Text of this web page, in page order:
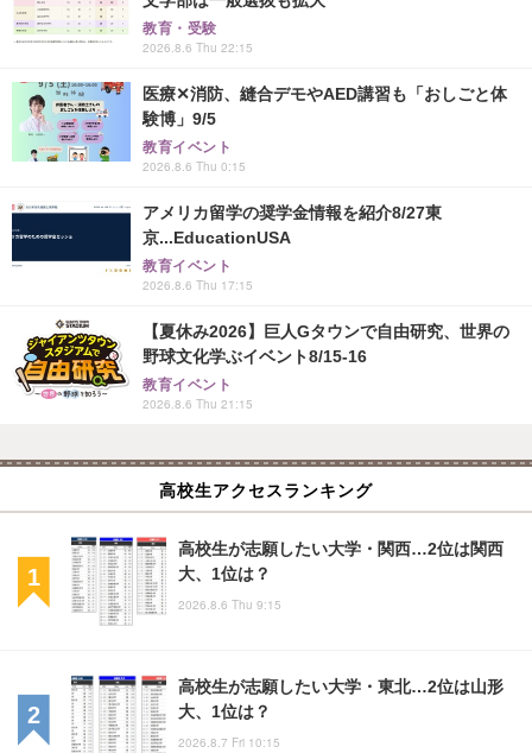
教育・受験
2026.8.6 Thu 22:15
医療✕消防、縫合デモやAED講習も「おしごと体
験博」9/5
教育イベント
2026.8.6 Thu 0:15
アメリカ留学の奨学金情報を紹介8/27東
京...EducationUSA
教育イベント
2026.8.6 Thu 17:15
【夏休み2026】巨人Gタウンで自由研究、世界の
野球文化学ぶイベント8/15-16
教育イベント
2026.8.6 Thu 21:15
高校生アクセスランキング
高校生が志願したい大学・関西…2位は関西
大、1位は？
2026.8.6 Thu 9:15
高校生が志願したい大学・東北…2位は山形
大、1位は？
2026.8.7 Fri 10:15